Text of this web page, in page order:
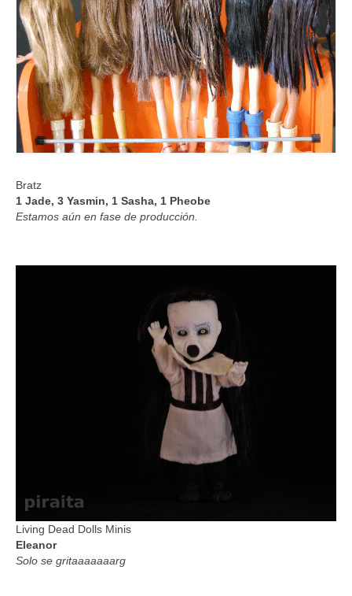
Bratz
1 Jade, 3 Yasmin, 1 Sasha, 1 Pheobe
Estamos aún en fase de producción.
Living Dead Dolls Minis
Eleanor
Solo se gritaaaaaaarg